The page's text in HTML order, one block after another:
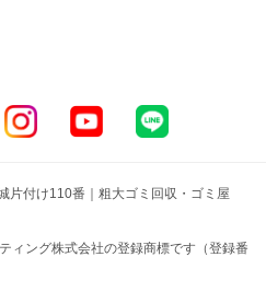
片付け110番｜粗大ゴミ回収・ゴミ屋
ィング株式会社の登録商標です（登録番